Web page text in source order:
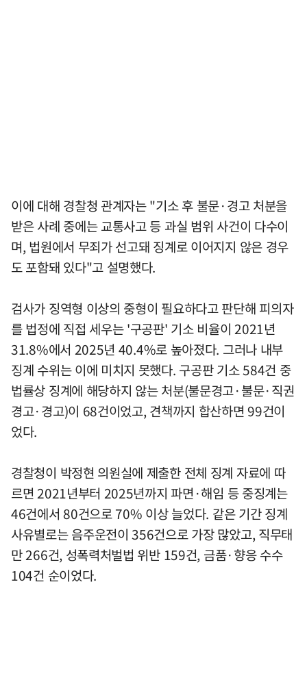
이에 대해 경찰청 관계자는 "기소 후 불문·경고 처분을
받은 사례 중에는 교통사고 등 과실 범위 사건이 다수이
며, 법원에서 무죄가 선고돼 징계로 이어지지 않은 경우
도 포함돼 있다"고 설명했다.
검사가 징역형 이상의 중형이 필요하다고 판단해 피의자
를 법정에 직접 세우는 '구공판' 기소 비율이 2021년
31.8%에서 2025년 40.4%로 높아졌다. 그러나 내부
징계 수위는 이에 미치지 못했다. 구공판 기소 584건 중
법률상 징계에 해당하지 않는 처분(불문경고·불문·직권
경고·경고)이 68건이었고, 견책까지 합산하면 99건이
었다.
경찰청이 박정현 의원실에 제출한 전체 징계 자료에 따
르면 2021년부터 2025년까지 파면·해임 등 중징계는
46건에서 80건으로 70% 이상 늘었다. 같은 기간 징계
사유별로는 음주운전이 356건으로 가장 많았고, 직무태
만 266건, 성폭력처벌법 위반 159건, 금품·향응 수수
104건 순이었다.